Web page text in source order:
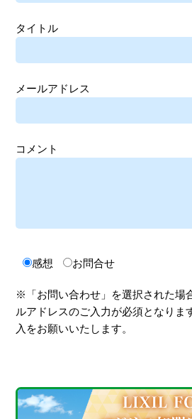
タイトル
メールアドレス
コメント
感想 お問合せ
※「お問い合わせ」を選択された場
ルアドレスのご入力が必須となりま
入をお願いいたします。